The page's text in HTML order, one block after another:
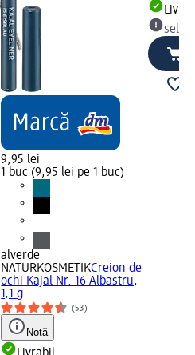
9,95 lei
1 buc (9,95 lei pe 1 buc)
alverde
NATURKOSMETIKCreion de
ochi Kajal Nr. 16 Albastru,
1,1 g
(53)
Notă